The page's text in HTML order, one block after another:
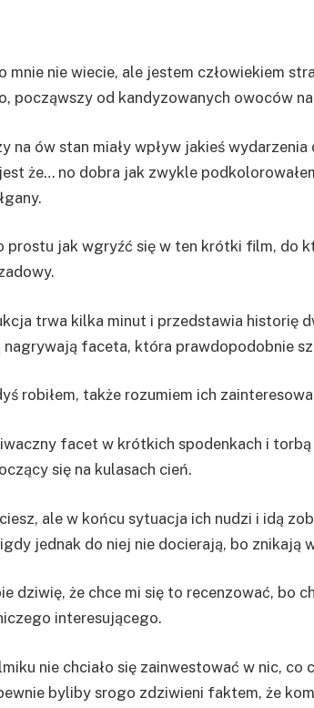
mnie nie wiecie, ale jestem człowiekiem
począwszy od kandyzowanych owoców
na ów stan miały wpływ jakieś
że… no dobra jak zwykle
prostu jak wgryźć się w ten krótki film, do
trwa kilka minut i przedstawia historię
nagrywają faceta, która prawdopodobnie
robiłem, także rozumiem ich
facet w krótkich spodenkach i torbą
się na kulasach cień.
ale w końcu sytuacja ich nudzi i idą
jednak do niej nie docierają, bo znikają
dziwię, że chce mi się to recenzować, bo
interesującego.
nie chciało się zainwestować w nic, co
byliby srogo zdziwieni faktem, że